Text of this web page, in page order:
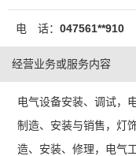
电 话： 047561**910
经营业务或服务内容
电气设备安装、调试，
制造、安装与销售，灯
造、安装、修理，电气